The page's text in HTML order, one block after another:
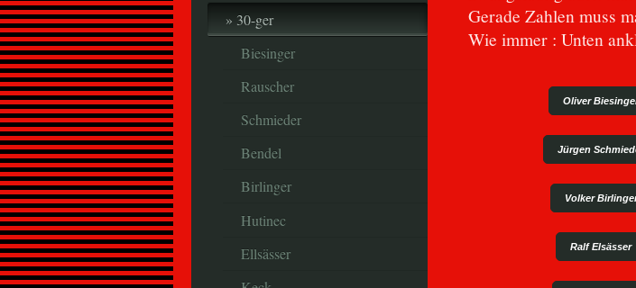
Gerade Zahlen muss
Wie immer : Unten
Oliver
Jürgen
Volker
Ralf Elsässer
30-ger
Biesinger
Rauscher
Schmieder
Bendel
Birlinger
Hutinec
Ellsässer